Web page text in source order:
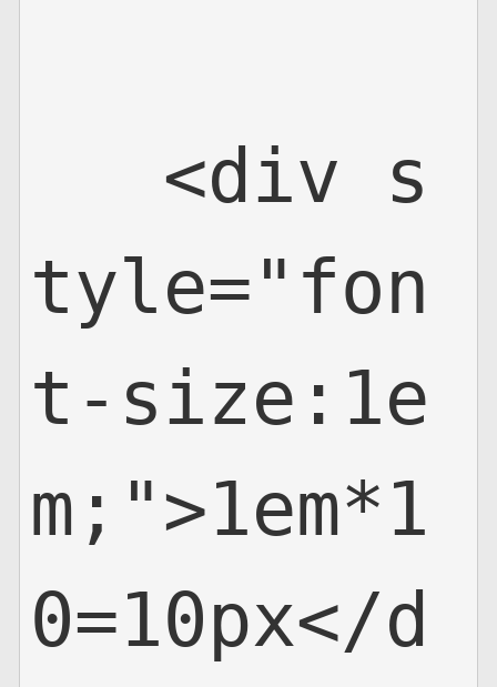
<div s
tyle="fon
t-size:1e
m;">1em*1
0=10px</d